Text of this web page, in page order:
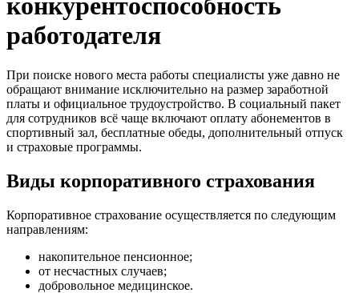
конкурентоспособность
работодателя
При поиске нового места работы специалисты уже давно не
обращают внимание исключительно на размер заработной
платы и официальное трудоустройство. В социальный пакет
для сотрудников всё чаще включают оплату абонементов в
спортивный зал, бесплатные обеды, дополнительный отпуск
и страховые программы.
Виды корпоративного страхования
Корпоративное страхование осуществляется по следующим
направлениям:
накопительное пенсионное;
от несчастных случаев;
добровольное медицинское.